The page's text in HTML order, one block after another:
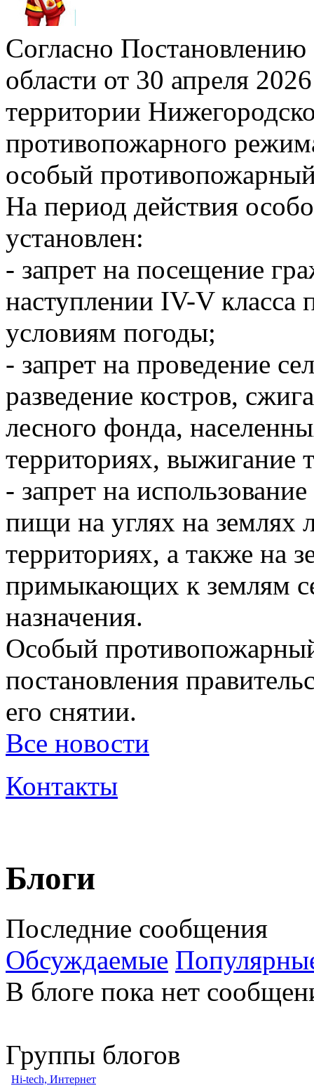
Согласно
области от 30 апреля
территории
противопожарного
особый
На период действия
установлен:
- запрет на посещение
наступлении IV-V класса
условиям погоды;
- запрет на проведение
разведение костров,
лесного фонда,
территориях, выжигание
- запрет на
пищи на углях на землях
территориях, а также на
примыкающих к землям
назначения.
Особый
постановления
его снятии.
Все новости
Контакты
Блоги
Последние сообщения
Обсуждаемые
В блоге пока нет
Группы блогов
Hi-tech, Интернет